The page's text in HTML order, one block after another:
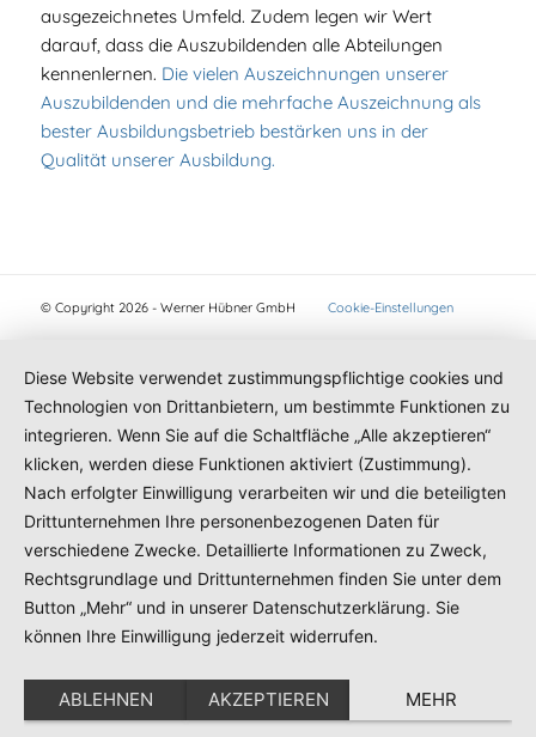
ausgezeichnetes Umfeld. Zudem legen wir Wert
darauf, dass die Auszubildenden alle Abteilungen
kennenlernen. Die vielen Auszeichnungen unserer
Auszubildenden und die mehrfache Auszeichnung als
bester Ausbildungsbetrieb bestärken uns in der
Qualität unserer Ausbildung.
© Copyright 2026 - Werner Hübner GmbH Cookie-Einstellungen
Diese Website verwendet zustimmungspflichtige cookies und
Technologien von Drittanbietern, um bestimmte Funktionen zu
integrieren. Wenn Sie auf die Schaltfläche „Alle akzeptieren“
klicken, werden diese Funktionen aktiviert (Zustimmung).
Nach erfolgter Einwilligung verarbeiten wir und die beteiligten
Drittunternehmen Ihre personenbezogenen Daten für
verschiedene Zwecke. Detaillierte Informationen zu Zweck,
Rechtsgrundlage und Drittunternehmen finden Sie unter dem
Button „Mehr“ und in unserer Datenschutzerklärung. Sie
können Ihre Einwilligung jederzeit widerrufen.
ABLEHNEN AKZEPTIEREN MEHR